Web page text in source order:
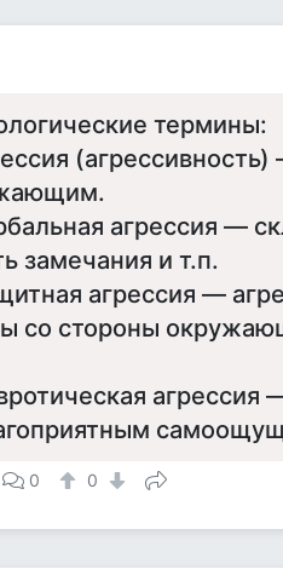
термины:
агрессия —
замечания и т.п.
агрессия —
со стороны
агрессия
0 0